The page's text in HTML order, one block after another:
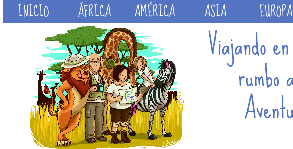
INICIO ÁFRICA AMÉRICA ASIA EUROPA